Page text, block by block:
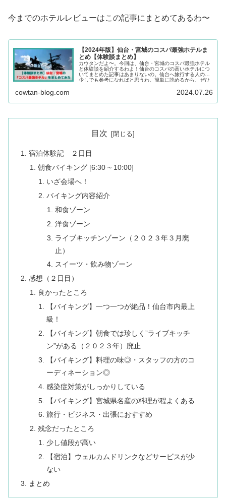
今までのホテルレビューはこの記事にまとめてあるわ〜
【2024年版】仙台・宮城のコスパ最強ホテルま
とめ【体験談まとめ】
カウタンだよ〜。今回は、仙台・宮城のコスパ最強ホテル
と体験談を紹介するわよ！仙台のコスパの高いホテルにつ
いてまとめた記事はあまりないの。仙台へ旅行する人の、
少しでも参考になればと思うわ。簡単に読めるから、ぜひ
cowtan-blog.com 2024.07.26
目次
宿泊体験記 ２日目
朝食バイキング [6:30 ~ 10:00]
いざ会場へ！
バイキング内容紹介
和食ゾーン
洋食ゾーン
ライブキッチンゾーン（２０２３年３月廃
止）
スイーツ・飲み物ゾーン
感想（２日目）
良かったところ
【バイキング】一つ一つが絶品！仙台市内最上
級！
【バイキング】朝食では珍しく”ライブキッチ
ン”がある（２０２３年）廃止
【バイキング】料理の味◎・スタッフの方のコ
ーディネーション◎
感染症対策がしっかりしている
【バイキング】宮城県名産の料理が程よくある
旅行・ビジネス・出張におすすめ
残念だったところ
少し値段が高い
【宿泊】ウェルカムドリンクなどサービスが少
ない
まとめ